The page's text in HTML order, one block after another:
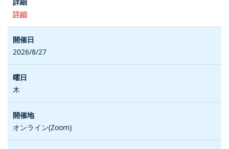
詳細
2026/8/27
木
オンライン(Zoom)